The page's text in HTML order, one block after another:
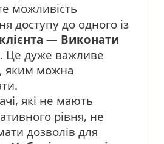
можливість
доступу до одного із
— Виконати
. Це дуже важливе
яким можна
які не мають
рівня, не
дозволів для